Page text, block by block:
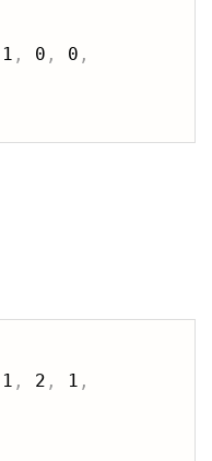
1 , 0 , 0 ,
1 , 2 , 1 ,